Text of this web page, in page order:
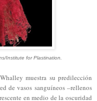
Institute for Plastination.
muestra su predilección
de vasos sanguíneos –rellenos
en medio de la oscuridad